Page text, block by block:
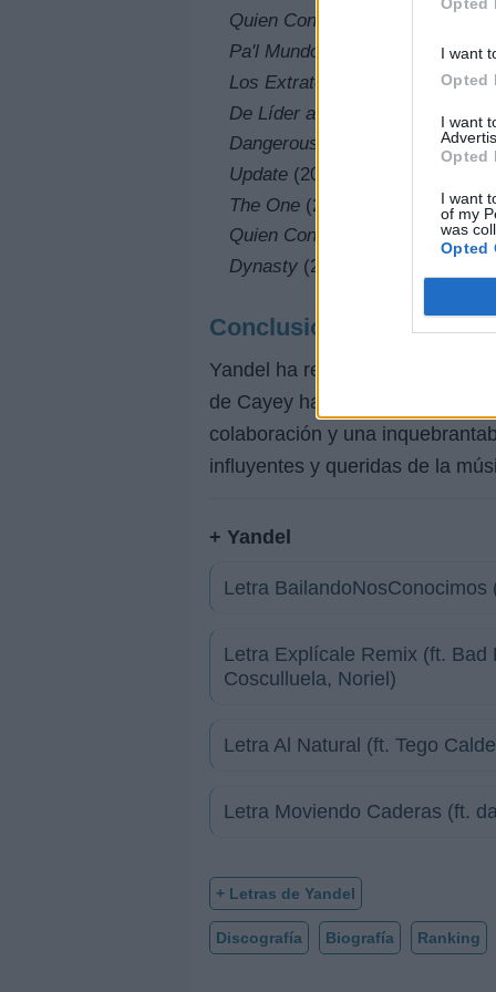
I want
Opted
I want
Opted
I want
of my
was
Opted
Quien Contra Mí
Pa'l Mundo
Los Extraterrestres
(2007)
De Líder a Leyenda
(2013)
Dangerous
Update (2017)
The One (2019)
Quien Contra Mí 2
Dynasty (2021, junto a Tainy)
Conclusión
Yandel ha recorrido un
de Cayey hasta convertirse en
colaboración y una
influyentes y queridas de la
+ Yandel
Letra BailandoNosConocimos
Letra Explícale Remix (ft. Bad
Cosculluela, Noriel)
Letra Al Natural (ft. Tego
Letra Moviendo Caderas (ft.
+ Letras de Yandel
Discografía Biografía Ranking